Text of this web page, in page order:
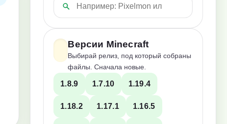
Версии Minecraft
Выбирай релиз, под который собраны
файлы. Сначала новые.
1.8.9 1.7.10 1.19.4
1.18.2 1.17.1 1.16.5